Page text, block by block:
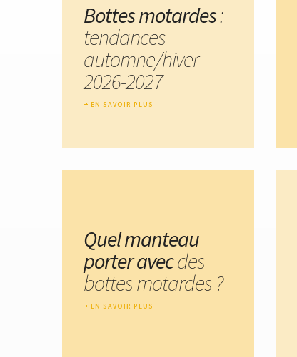
Bottes motardes:
tendances
automne/hiver
2026-2027
EN SAVOIR PLUS
Quel manteau
porter avecdes
bottes motardes ?
EN SAVOIR PLUS